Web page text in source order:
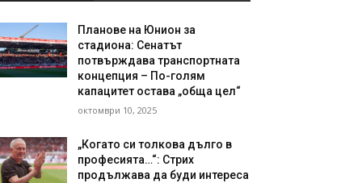
Планове на Юнион за
стадиона: Сенатът
потвърждава транспортната
концепция – По-голям
капацитет остава „обща цел“
октомври 10, 2025
„Когато си толкова дълго в
професията…“: Стрих
продължава да буди интереса